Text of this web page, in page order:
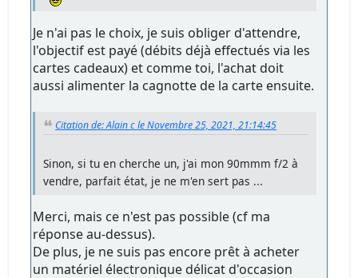
Je n'ai pas le choix, je suis obliger d'attendre,
l'objectif est payé (débits déjà effectués via les
cartes cadeaux) et comme toi, l'achat doit
aussi alimenter la cagnotte de la carte ensuite.
Citation de: Alain c le Novembre 25, 2021, 21:14:45
Sinon, si tu en cherche un, j'ai mon 90mmm f/2 à
vendre, parfait état, je ne m'en sert pas ...
Merci, mais ce n'est pas possible (cf ma
réponse au-dessus).
De plus, je ne suis pas encore prêt à acheter
un matériel électronique délicat d'occasion